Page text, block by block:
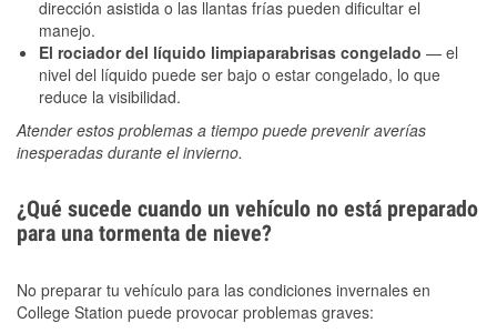
dirección asistida o las llantas frías pueden dificultar el
manejo.
El rociador del líquido limpiaparabrisas congelado — el
nivel del líquido puede ser bajo o estar congelado, lo que
reduce la visibilidad.
Atender estos problemas a tiempo puede prevenir averías
inesperadas durante el invierno.
¿Qué sucede cuando un vehículo no está preparado
para una tormenta de nieve?
No preparar tu vehículo para las condiciones invernales en
College Station puede provocar problemas graves: